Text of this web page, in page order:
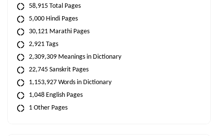
58,915 Total Pages
5,000 Hindi Pages
30,121 Marathi Pages
2,921 Tags
2,309,309 Meanings in Dictionary
22,745 Sanskrit Pages
1,153,927 Words in Dictionary
1,048 English Pages
1 Other Pages